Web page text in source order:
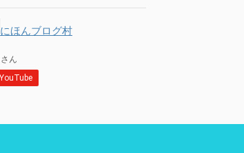
にほんブログ村